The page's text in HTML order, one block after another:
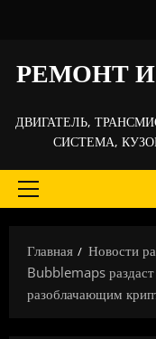
РЕМОНТ
ДВИГАТЕЛЬ,
СИСТЕМА,
Основное
Главная
Новости
Bubblemaps
разоблачающим